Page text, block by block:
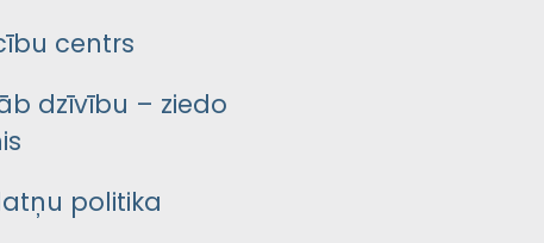
centrs
dzīvību – ziedo
politika